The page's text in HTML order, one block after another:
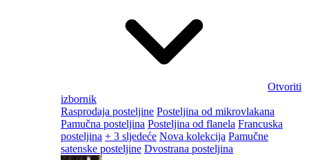
Otvoriti
izbornik
Rasprodaja posteljine Posteljina od mikrovlakana
Pamučna posteljina Posteljina od flanela Francuska
posteljina + 3 sljedeće Nova kolekcija Pamučne
satenske posteljine Dvostrana posteljina